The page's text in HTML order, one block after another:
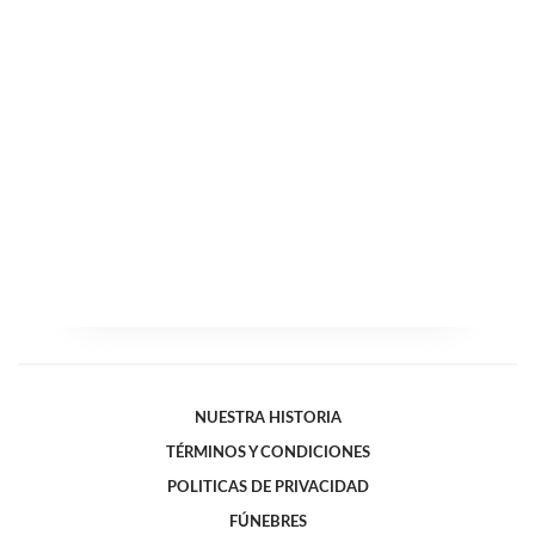
NUESTRA HISTORIA
TÉRMINOS Y CONDICIONES
POLITICAS DE PRIVACIDAD
FÚNEBRES